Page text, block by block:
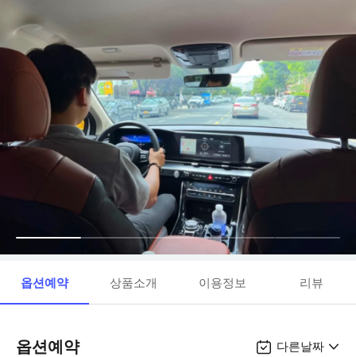
옵션예약 상품소개 이용정보 리뷰
옵션예약 다른날짜